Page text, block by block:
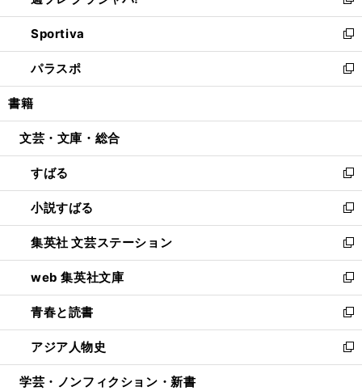
開
く
ン
ド
ウ
で
開
ウ
ィ
ン
ド
ウ
開
し
い
ウ
ィ
ン
ウ
開
く
Sportiva
新
し
い
ウ
ン
ウ
で
開
く
パラスポ
新
し
ウ
ン
ド
ウ
で
開
く
書籍
文芸・文庫・総合
すばる
新
し
い
ウ
ィ
ン
ド
ウ
で
開
く
小説すばる
新
し
い
ウ
ィ
ン
ド
ウ
で
開
集英社 文芸ステーション
新
し
い
ウ
ィ
ン
ド
ウ
web 集英社文庫
新
し
い
ウ
ィ
ン
青春と読書
新
し
い
ウ
アジア人物史
新
し
学芸・ノンフィクション・新書